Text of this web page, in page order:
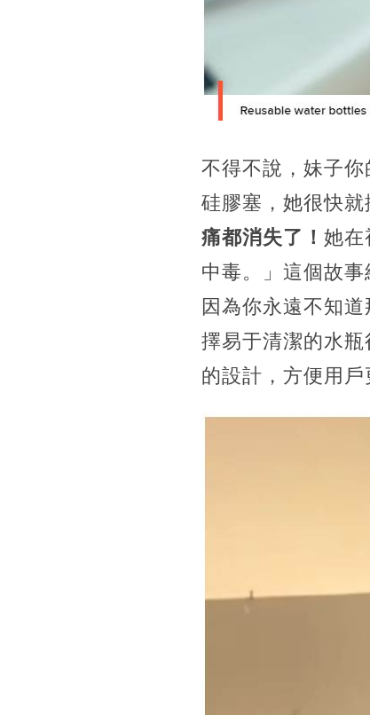
不得不說，妹子
硅膠塞，她很快就
痛都消失了！ 她在
中毒。」這個故
因為你永遠不知
擇易于清潔的水
的設計，方便用戶